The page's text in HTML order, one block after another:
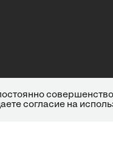
согласие на